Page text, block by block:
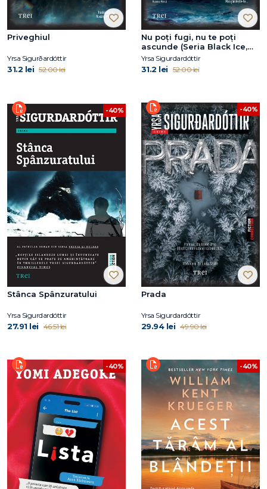
Priveghiul
Yrsa Sigurðardóttir
31.2 lei 52.00 lei
Nu poți fugi, nu te poți
ascunde (Seria Black Ice,
vol.1)
Yrsa Sigurdardóttir
31.2 lei 52.00 lei
-40%
Stânca Spânzuratului
Yrsa Sigurdardóttir
27.91 lei 46.51 lei
-40%
Prada
Yrsa Sigurdardóttir
29.94 lei 49.90 lei
-40% -40%